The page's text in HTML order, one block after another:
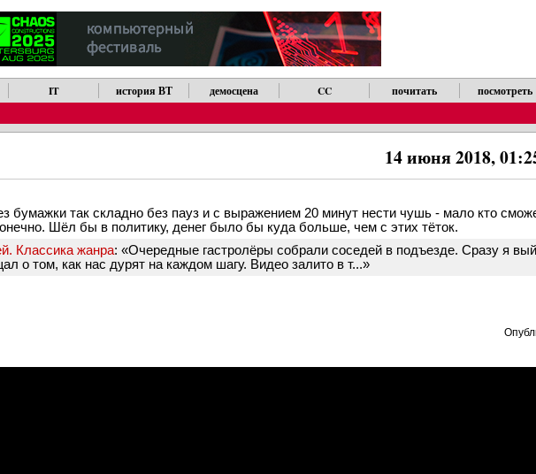
IT история ВТ демосцена CC почитать посмотреть
14 июня 2018,
бумажки так складно без пауз и с выражением 20 минут нести чушь - мало кто
Шёл бы в политику, денег было бы куда больше, чем с этих тёток.
Классика жанра: «Очередные гастролёры собрали соседей в подъезде. Сразу я
о том, как нас дурят на каждом шагу. Видео залито в т...»